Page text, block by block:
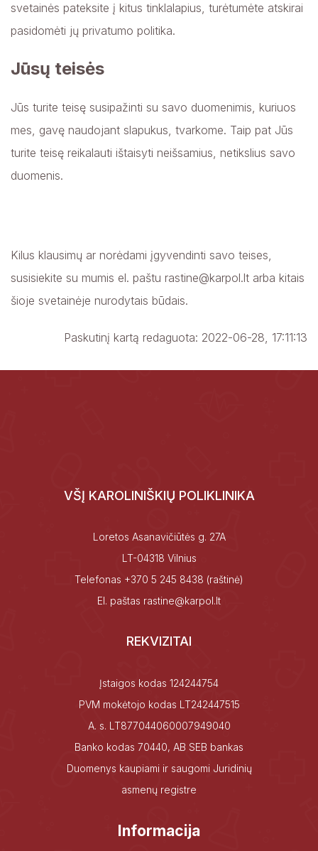
svetainės pateksite į kitus tinklalapius, turėtumėte atskirai
pasidomėti jų privatumo politika.
Jūsų teisės
Jūs turite teisę susipažinti su savo duomenimis, kuriuos
mes, gavę naudojant slapukus, tvarkome. Taip pat Jūs
turite teisę reikalauti ištaisyti neišsamius, netikslius savo
duomenis.
Kilus klausimų ar norėdami įgyvendinti savo teises,
susisiekite su mumis el. paštu rastine@karpol.lt arba kitais
šioje svetainėje nurodytais būdais.
Paskutinį kartą redaguota: 2022-06-28, 17:11:13
VŠĮ KAROLINIŠKIŲ POLIKLINIKA
Loretos Asanavičiūtės g. 27A
LT-04318 Vilnius
Telefonas +370 5 245 8438 (raštinė)
El. paštas rastine@karpol.lt
REKVIZITAI
Įstaigos kodas 124244754
PVM mokėtojo kodas LT242447515
A. s. LT877044060007949040
Banko kodas 70440, AB SEB bankas
Duomenys kaupiami ir saugomi Juridinių
asmenų registre
Informacija